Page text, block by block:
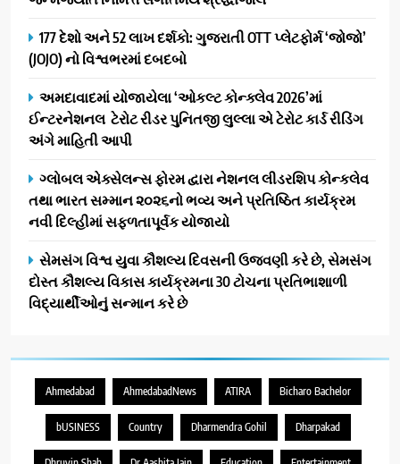
177 દેશો અને 52 લાખ દર્શકો: ગુજરાતી OTT પ્લેટફોર્મ ‘જોજો’
(JOJO) નો વિશ્વભરમાં દબદબો
અમદાવાદમાં યોજાયેલા ‘ઓકલ્ટ કોન્ક્લેવ 2026’માં
ઈન્ટરનેશનલ ટેરોટ રીડર પુનિતજી લુલ્લા એ ટેરોટ કાર્ડ રીડિંગ
અંગે માહિતી આપી
ગ્લોબલ એક્સેલન્સ ફોરમ દ્વારા નેશનલ લીડરશિપ કોન્કલેવ
તથા ભારત સમ્માન ૨૦૨૬નો ભવ્ય અને પ્રતિષ્ઠિત કાર્યક્રમ
નવી દિલ્હીમાં સફળતાપૂર્વક યોજાયો
સેમસંગ વિશ્વ યુવા કૌશલ્ય દિવસની ઉજવણી કરે છે, સેમસંગ
દોસ્ત કૌશલ્ય વિકાસ કાર્યક્રમના 30 ટોચના પ્રતિભાશાળી
વિદ્યાર્થીઓનું સન્માન કરે છે
Ahmedabad AhmedabadNews ATIRA Bicharo Bachelor
bUSINESS Country Dharmendra Gohil Dharpakad